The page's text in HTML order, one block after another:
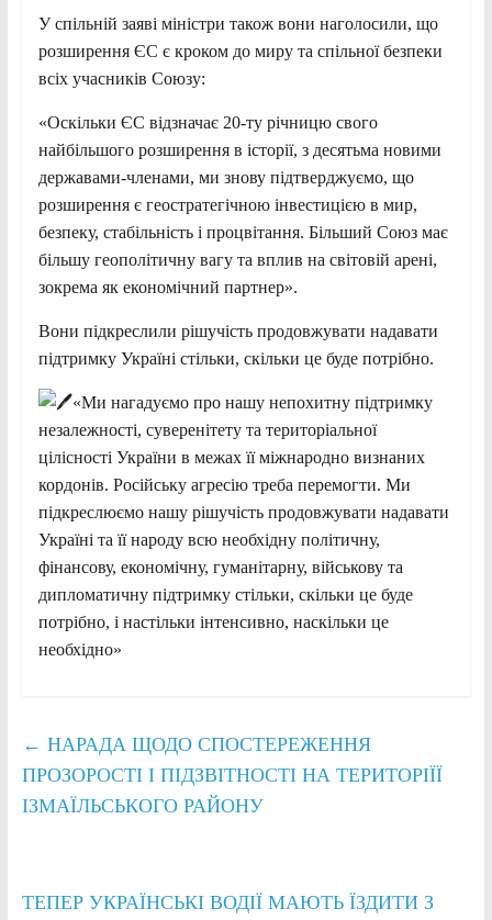
У спільній заяві міністри також вони наголосили, що
розширення ЄС є кроком до миру та спільноїбезпеки
всіх учасників Союзу:
«Оскільки ЄС відзначає 20-ту річницю свого
найбільшого розширення в історії, з десятьма новими
державами-членами, ми знову підтверджуємо, що
розширення є геостратегічною інвестицією в мир,
безпеку, стабільність і процвітання. Більший Союз має
більшу геополітичну вагу та вплив на світовій арені,
зокрема як економічний партнер».
Вони підкреслили рішучість продовжувати надавати
підтримку Україні стільки, скільки це буде потрібно.
«Ми нагадуємо про нашу непохитну підтримку
незалежності, суверенітету та територіальної
цілісності України в межах її міжнародно визнаних
кордонів. Російську агресію треба перемогти. Ми
підкреслюємо нашу рішучість продовжувати надавати
Україні та її народу всю необхідну політичну,
фінансову, економічну, гуманітарну, військову та
дипломатичну підтримку стільки, скільки це буде
потрібно, і настільки інтенсивно, наскільки це
необхідно»
← НАРАДА ЩОДО СПОСТЕРЕЖЕННЯ
ПРОЗОРОСТІ І ПІДЗВІТНОСТІ НА ТЕРИТОРІЇЇ
ІЗМАЇЛЬСЬКОГО РАЙОНУ
ТЕПЕР УКРАЇНСЬКІ ВОДІЇ МАЮТЬ ЇЗДИТИ З